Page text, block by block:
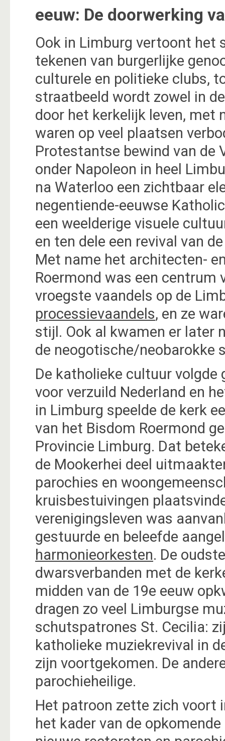
eeuw: De doorwerking
Ook in Limburg vertoont het
tekenen van burgerlijke
culturele en politieke clubs,
straatbeeld wordt zowel in
door het kerkelijk leven, met
waren op veel plaatsen
Protestantse bewind van de
onder Napoleon in heel
na Waterloo een zichtbaar
negentiende-eeuwse
een weelderige visuele
en ten dele een revival van
Met name het architecten-
Roermond was een
vroegste vaandels op de
processievaandels, en ze
stijl. Ook al kwamen er later
de neogotische/neobarokke
De katholieke cultuur
voor verzuild Nederland en
in Limburg speelde de kerk
van het Bisdom Roermond
Provincie Limburg. Dat
de Mookerhei deel
parochies en
kruisbestuivingen
verenigingsleven was
gestuurde en beleefde
harmonieorkesten. De
dwarsverbanden met de
midden van de 19e eeuw
dragen zo veel Limburgse
schutspatrones St. Cecilia:
katholieke muziekrevival in
zijn voortgekomen. De
parochieheilige.
Het patroon zette zich voort
het kader van de